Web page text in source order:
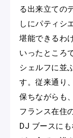
る出来立ての
しにパティシ
堪能できるわ
いったところ
シェルフに並
す。従来通り
保ちながらも
フランス在住
DJ ブースに